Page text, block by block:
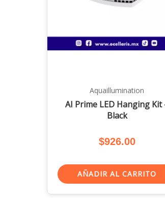
Aquaillumination
AI Prime LED Hanging Kit
Black
$926.00
AÑADIR AL CARRITO